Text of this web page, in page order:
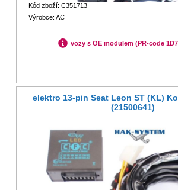
Kód zboží: C351713
Výrobce: AC
vozy s OE modulem (PR-code
elektro 13-pin Seat Leon ST (KL)
(21500641)